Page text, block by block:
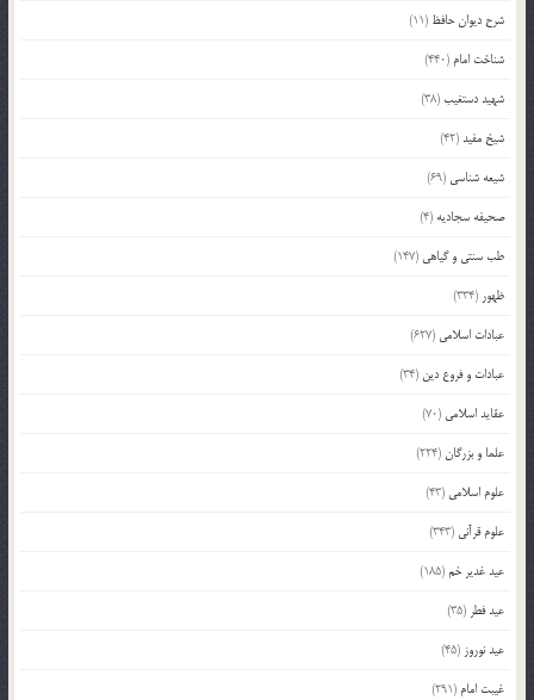
شرح دیوان حافظ (11)
شناخت امام (440)
شهید دستغیب(38)
شیخ مفید(42)
شیعه شناسی (69)
صحیفه سجادیه (4)
طب سنتی و گیاهی (147)
ظهور (334)
عبادات اسلامی (627)
عبادات و فروع دین (34)
عقاید اسلامی (70)
علما و بزرگان(224)
علوم اسلامی (43)
علوم قرآنی (343)
عید غدیر خم(185)
عید فطر (35)
عید نوروز (45)
غیبت امام (291)